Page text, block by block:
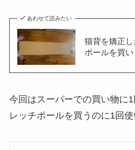
あわせて読みたい
猫背を矯正
ポールを買い
今回はスーパーでの買い物に
レッチポールを買うのに1回使